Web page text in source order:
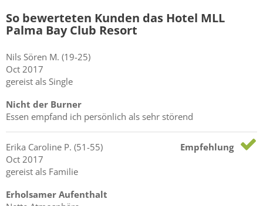
So bewerteten Kunden das Hotel MLL
Palma Bay Club Resort
Nils Sören M. (19-25)
Oct 2017
gereist als Single
Nicht der Burner
Essen empfand ich persönlich als sehr störend
Erika Caroline P. (51-55)
Oct 2017
gereist als Familie
Empfehlung
Erholsamer Aufenthalt